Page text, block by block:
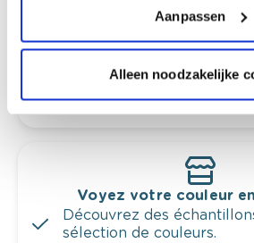
Aanpassen
Alleen noodzakelijke
Obtenez un conseil
l'éclairage et de votre
Obtenez un contrôle
Voyez votre couleur
Découvrez des
sélection de couleurs.